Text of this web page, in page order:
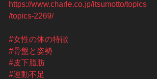
https://www.charle.co.jp/itsumotto/topics
/topics-2269/
#女性の体の特徴
#骨盤と姿勢
#皮下脂肪
#運動不足